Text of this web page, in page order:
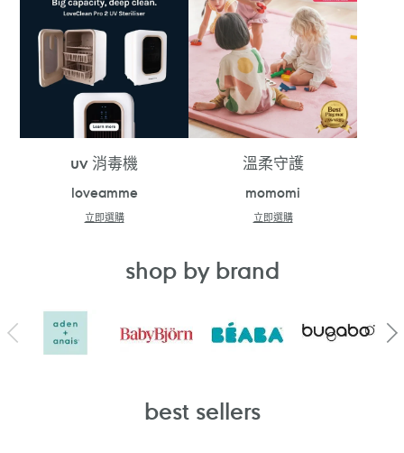
uv 消毒機
loveamme
立即選購
溫柔守護
momomi
立即選購
shop by brand
best sellers